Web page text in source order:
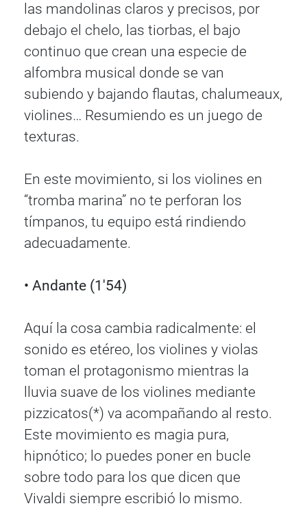
las mandolinas claros y precisos, por
debajo el chelo, las tiorbas, el bajo
continuo que crean una especie de
alfombra musical donde se van
subiendo y bajando flautas, chalumeaux,
violines… Resumiendo es un juego de
texturas.
En este movimiento, si los violines en
“tromba marina” no te perforan los
tímpanos, tu equipo está rindiendo
adecuadamente.
• Andante (1'54)
Aquí la cosa cambia radicalmente: el
sonido es etéreo, los violines y violas
toman el protagonismo mientras la
lluvia suave de los violines mediante
pizzicatos(*) va acompañando al resto.
Este movimiento es magia pura,
hipnótico; lo puedes poner en bucle
sobre todo para los que dicen que
Vivaldi siempre escribió lo mismo.